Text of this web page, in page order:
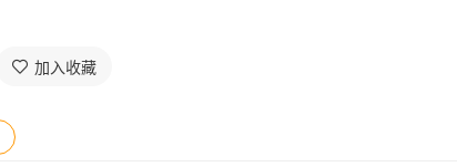
加入收藏